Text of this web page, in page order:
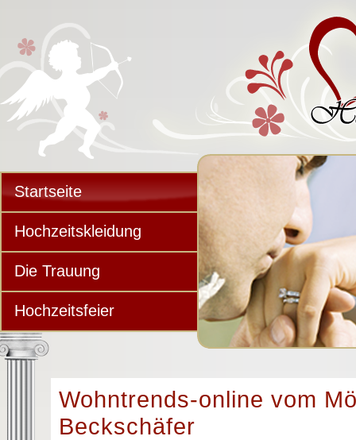
Startseite
Hochzeitskleidung
Die Trauung
Hochzeitsfeier
Wohntrends-online vom
Beckschäfer